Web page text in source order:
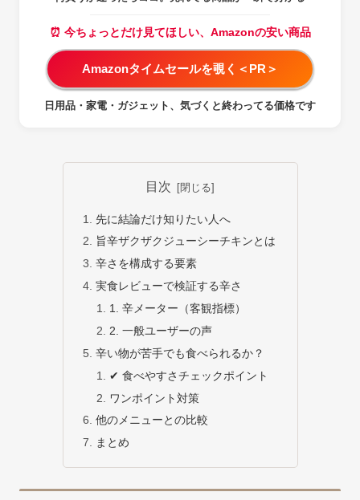
⏰ 今ちょっとだけ見てほしい、Amazonの安い商品
Amazonタイムセールを覗く＜PR＞
日用品・家電・ガジェット、気づくと終わってる価格です
目次
先に結論だけ知りたい人へ
旨辛ザクザクジューシーチキンとは
辛さを構成する要素
実食レビューで検証する辛さ
1. 辛メーター（客観指標）
2. 一般ユーザーの声
辛い物が苦手でも食べられるか？
✔ 食べやすさチェックポイント
ワンポイント対策
他のメニューとの比較
まとめ